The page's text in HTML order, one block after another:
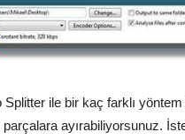
Splitter ile bir kaç farklı
parçalara ayırabiliyorsunuz.